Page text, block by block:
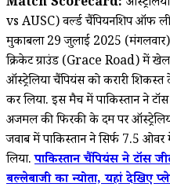
vs AUSC) वर्ल्ड चैंपियनशिप ऑफ
मुकाबला 29 जुलाई 2025
क्रिकेट ग्राउंड (Grace Road) में
ऑस्ट्रेलिया चैंपियंस को करारी
कर लिया. इस मैच में पाकिस्तान ने
अजमल की फिरकी के दम पर
जवाब में पाकिस्तान ने सिर्फ 7.5
लिया.पाकिस्तान चैंपियंस ने टॉस
बल्लेबाजी का न्योता, यहां देखिए